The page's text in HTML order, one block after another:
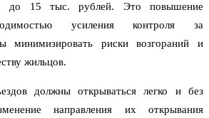
до 15 тыс. рублей. Это повышение
усиления контроля за
минимизировать риски возгораний и
жильцов.
должны открываться легко и без
направления их открывания